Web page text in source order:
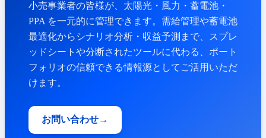
小売事業者の皆様が、太陽光・風力・蓄電池・
PPA を一元的に管理できます。需給管理や蓄電池
最適化からシナリオ分析・収益予測まで、スプレ
ッドシートや分断されたツールに代わる、ポート
フォリオの信頼できる情報源としてご活用いただ
けます。
お問い合わせ→